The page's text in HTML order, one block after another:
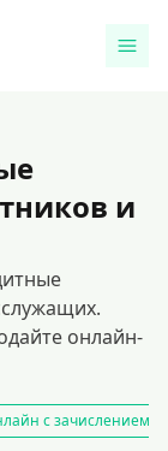
и
онлайн-
с зачислением